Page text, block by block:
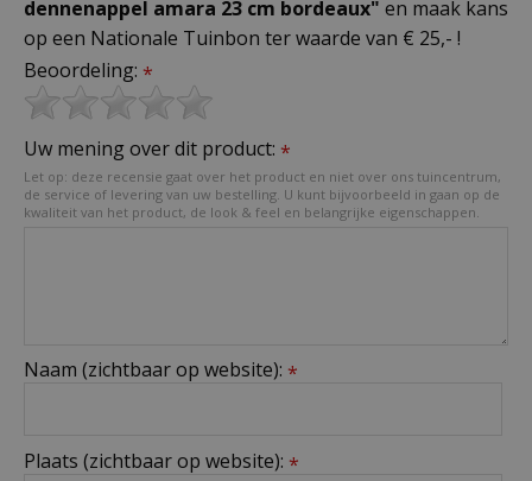
dennenappel amara 23 cm bordeaux" en maak kans
op een Nationale Tuinbon ter waarde van € 25,- !
Beoordeling: *
Uw mening over dit product: *
Let op: deze recensie gaat over het product en niet over ons tuincentrum,
de service of levering van uw bestelling. U kunt bijvoorbeeld in gaan op de
kwaliteit van het product, de look & feel en belangrijke eigenschappen.
Naam (zichtbaar op website): *
Plaats (zichtbaar op website): *